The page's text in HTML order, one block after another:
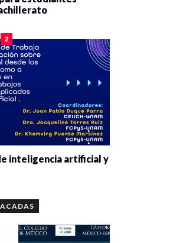
2
inteligencia artificial y